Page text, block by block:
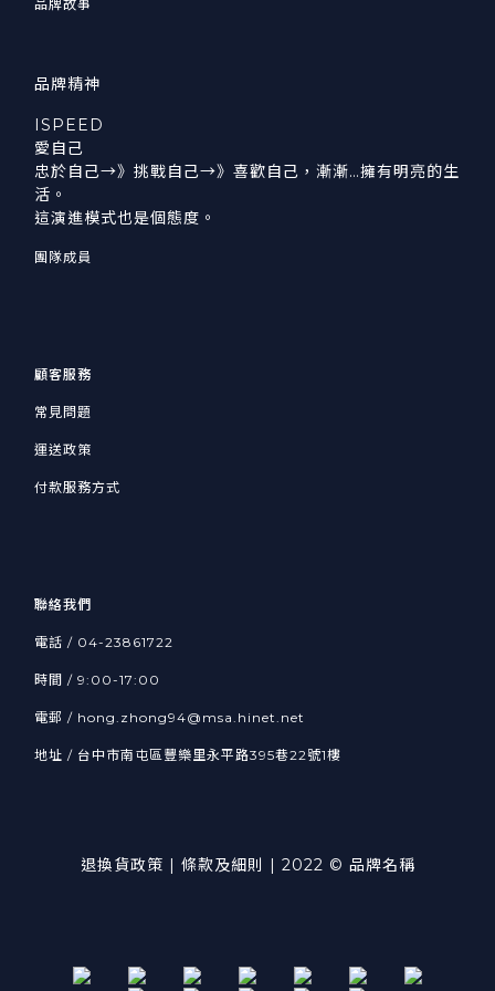
品牌故事
品牌精神
ISPEED
愛自己
忠於自己→》挑戰自己→》喜歡自己，漸漸…擁有明亮的生
活。
這演進模式也是個態度。
團隊成員
顧客服務
常見問題
運送政策
付款服務方式
聯絡我們
電話 / 04-23861722
時間 / 9:00-17:00
電郵 / hong.zhong94@msa.hinet.net
地址 / 台中市南屯區豐樂里永平路395巷22號1樓
退換貨政策 | 條款及細則 | 2022 © 品牌名稱